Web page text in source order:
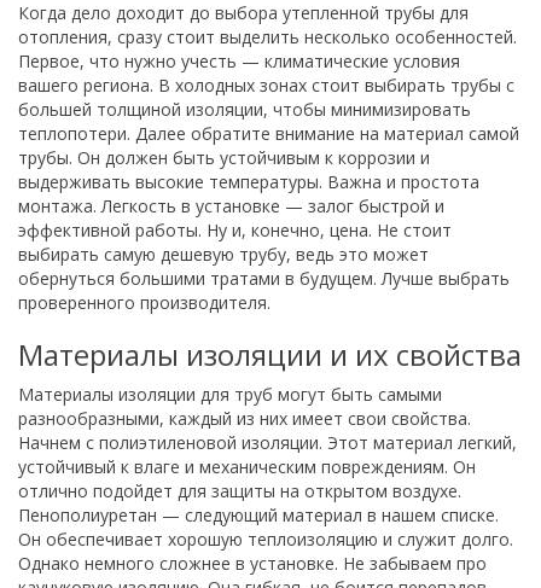
Когда дело доходит до выбора утепленной трубы для
отопления, сразу стоит выделить несколько особенностей.
Первое, что нужно учесть — климатические условия
вашего региона. В холодных зонах стоит выбирать трубы с
большей толщиной изоляции, чтобы минимизировать
теплопотери. Далее обратите внимание на материал самой
трубы. Он должен быть устойчивым к коррозии и
выдерживать высокие температуры. Важна и простота
монтажа. Легкость в установке — залог быстрой и
эффективной работы. Ну и, конечно, цена. Не стоит
выбирать самую дешевую трубу, ведь это может
обернуться большими тратами в будущем. Лучше выбрать
проверенного производителя.
Материалы изоляции и их свойства
Материалы изоляции для труб могут быть самыми
разнообразными, каждый из них имеет свои свойства.
Начнем с полиэтиленовой изоляции. Этот материал легкий,
устойчивый к влаге и механическим повреждениям. Он
отлично подойдет для защиты на открытом воздухе.
Пенополиуретан — следующий материал в нашем списке.
Он обеспечивает хорошую теплоизоляцию и служит долго.
Однако немного сложнее в установке. Не забываем про